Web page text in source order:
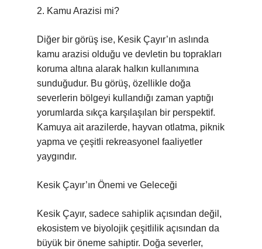
2. Kamu Arazisi mi?
Diğer bir görüş ise, Kesik Çayır’ın aslında
kamu arazisi olduğu ve devletin bu toprakları
koruma altına alarak halkın kullanımına
sunduğudur. Bu görüş, özellikle doğa
severlerin bölgeyi kullandığı zaman yaptığı
yorumlarda sıkça karşılaşılan bir perspektif.
Kamuya ait arazilerde, hayvan otlatma, piknik
yapma ve çeşitli rekreasyonel faaliyetler
yaygındır.
Kesik Çayır’ın Önemi ve Geleceği
Kesik Çayır, sadece sahiplik açısından değil,
ekosistem ve biyolojik çeşitlilik açısından da
büyük bir öneme sahiptir. Doğa severler,